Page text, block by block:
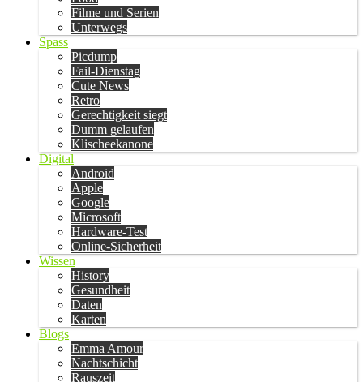
Filme und Serien
Unterwegs
Spass
Picdump
Fail-Dienstag
Cute News
Retro
Gerechtigkeit siegt
Dumm gelaufen
Klischeekanone
Digital
Android
Apple
Google
Microsoft
Hardware-Test
Online-Sicherheit
Wissen
History
Gesundheit
Daten
Karten
Blogs
Emma Amour
Nachtschicht
Rauszeit